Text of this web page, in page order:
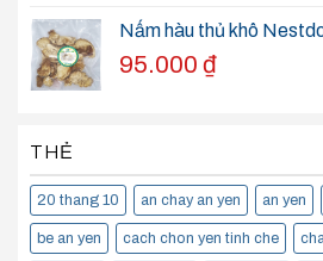
Nấm hàu thủ khô
95.000 ₫
THẺ
20 thang 10 an chay an yen an yen
be an yen cach chon yen tinh che